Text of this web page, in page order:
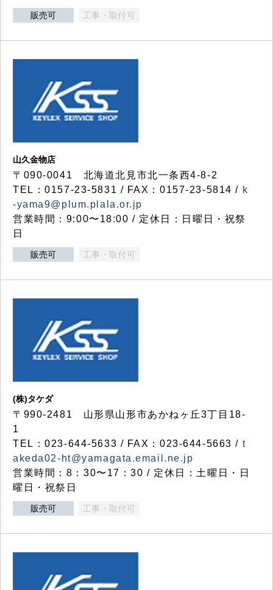
販売可 工事・取付可
山久金物店
〒090-0041 北海道北見市北一条西4-8-2
TEL：0157-23-5831 / FAX：0157-23-5814 / k
-yama9@plum.plala.or.jp
営業時間：9:00〜18:00 / 定休日：日曜日・祝祭
日
販売可 工事・取付可
(株)タケダ
〒990-2481 山形県山形市あかねヶ丘3丁目18-
1
TEL：023-644-5633 / FAX：023-644-5663 / t
akeda02-ht@yamagata.email.ne.jp
営業時間：8：30〜17：30 / 定休日：土曜日・日
曜日・祝祭日
販売可 工事・取付可